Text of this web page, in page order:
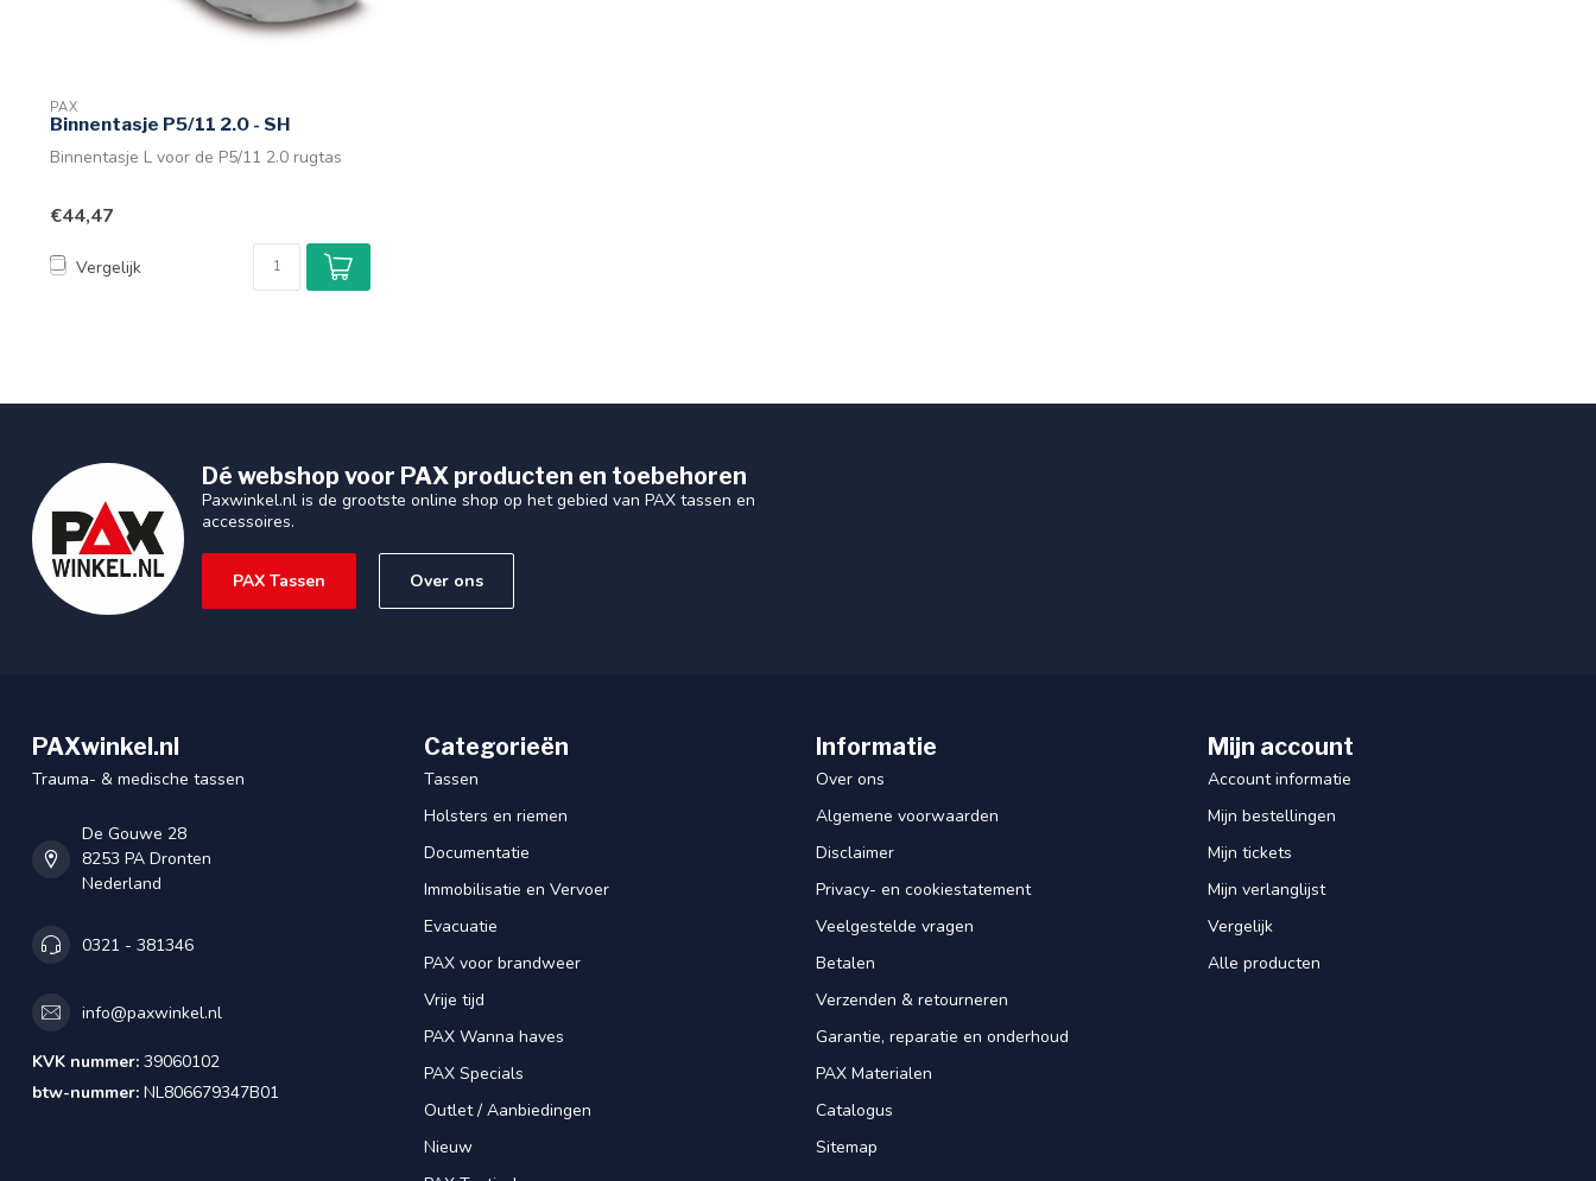
PAX
Binnentasje P5/11 2.0 - SH
Binnentasje L voor de P5/11 2.0 rugtas
€44,47
Vergelijk
Dé webshop voor PAX producten en toebehoren
Paxwinkel.nl is de grootste online shop op het gebied van PAX tassen en
accessoires.
PAX Tassen Over ons
PAXwinkel.nl
Trauma- & medische tassen
De Gouwe 28
8253 PA Dronten
Nederland
0321 - 381346
info@paxwinkel.nl
KVK nummer: 39060102
btw-nummer: NL806679347B01
Categorieën
Tassen
Holsters en riemen
Documentatie
Immobilisatie en Vervoer
Evacuatie
PAX voor brandweer
Vrije tijd
PAX Wanna haves
PAX Specials
Outlet / Aanbiedingen
Nieuw
Informatie
Over ons
Algemene voorwaarden
Disclaimer
Privacy- en cookiestatement
Veelgestelde vragen
Betalen
Verzenden & retourneren
Garantie, reparatie en onderhoud
PAX Materialen
Catalogus
Sitemap
Mijn account
Account informatie
Mijn bestellingen
Mijn tickets
Mijn verlanglijst
Vergelijk
Alle producten